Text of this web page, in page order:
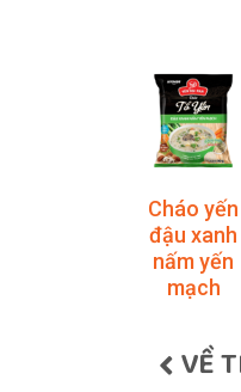
Cháo yến
đậu xanh
nấm yến
mạch
VỀ